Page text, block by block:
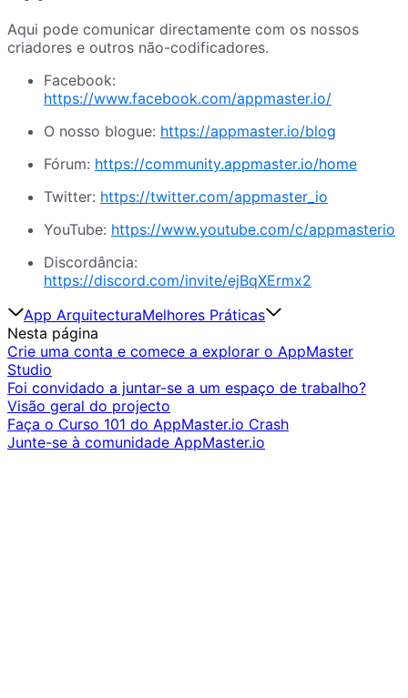
Aqui pode comunicar directamente com os nossos
criadores e outros não-codificadores.
Facebook:
https://www.facebook.com/appmaster.io/
O nosso blogue: https://appmaster.io/blog
Fórum: https://community.appmaster.io/home
Twitter: https://twitter.com/appmaster_io
YouTube: https://www.youtube.com/c/appmasterio
Discordância:
https://discord.com/invite/ejBqXErmx2
App ArquitecturaMelhores Práticas
Nesta página
Crie uma conta e comece a explorar o AppMaster
Studio
Foi convidado a juntar-se a um espaço de trabalho?
Visão geral do projecto
Faça o Curso 101 do AppMaster.io Crash
Junte-se à comunidade AppMaster.io